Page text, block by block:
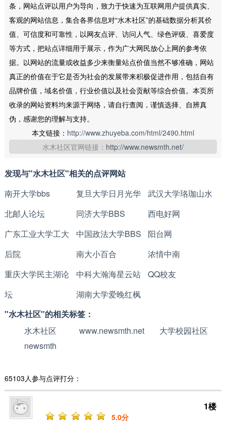
条，网站点评以用户为导向，致力于快速为互联网用户提供真实、
客观的网站信息，集合各界信息对“水木社区”的基础数据分析其价
值、可信度和可靠性，以网友点评、访问人气、绿色评级、喜爱度
等方式，把站点详细用于展示，作为广大网民放心上网的参考依
据。以网站的流量或收益多少来衡量站点价值当然不够准确，网站
真正的价值在于它是否为社会的发展带来积极促进作用，包括自有
品牌价值，域名价值，行业价值以及社会贡献等综合价值。本页所
收录的网站资料均来源于网络，请自行查阅，谨慎选择、自辨真
伪，感谢您的理解与支持。
本文链接： http://www.zhuyeba.com/html/2490.html
水木社区官网链接： http://www.newsmth.net/
发现与"水木社区"相关的点评网站
南开大学bbs
复旦大学日月光华
武汉大学珞珈山水
北邮人论坛
同济大学BBS
西电好网
广东工业大学工大
后院
中国政法大学BBS
阳台网
南大小百合
浓情中南
重庆大学民主湖论
坛
中科大瀚海星云站
QQ校友
湖南大学爱晚红枫
"水木社区"的相关标签：
水木社区
www.newsmth.net
大学校园社区
newsmth
65103人参与点评打分：
1楼
5.0分